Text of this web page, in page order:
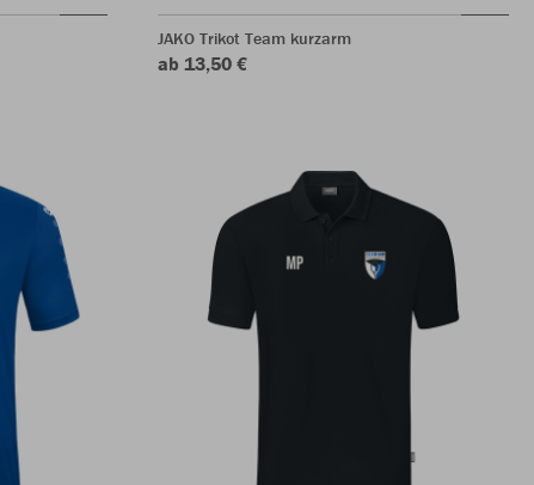
JAKO Trikot Team kurzarm
ab 13,50 €